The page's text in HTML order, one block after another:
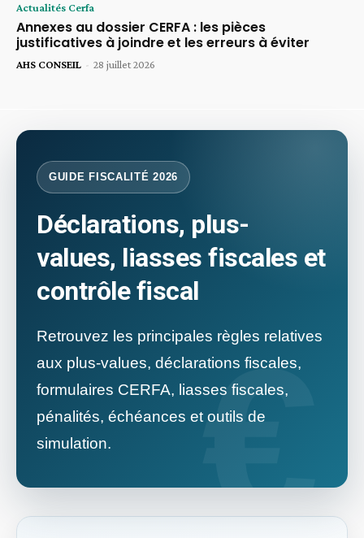
Actualités Cerfa
Annexes au dossier CERFA : les pièces
justificatives à joindre et les erreurs à éviter
AHS CONSEIL - 28 juillet 2026
GUIDE FISCALITÉ 2026
Déclarations, plus-
values, liasses fiscales et
contrôle fiscal
Retrouvez les principales règles relatives
aux plus-values, déclarations fiscales,
formulaires CERFA, liasses fiscales,
pénalités, échéances et outils de
simulation.